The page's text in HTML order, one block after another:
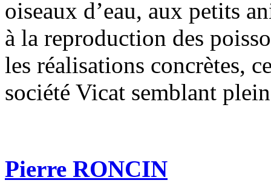
oiseaux d’eau, aux petits
à la reproduction des
les réalisations concrètes,
société Vicat semblant
Pierre RONCIN